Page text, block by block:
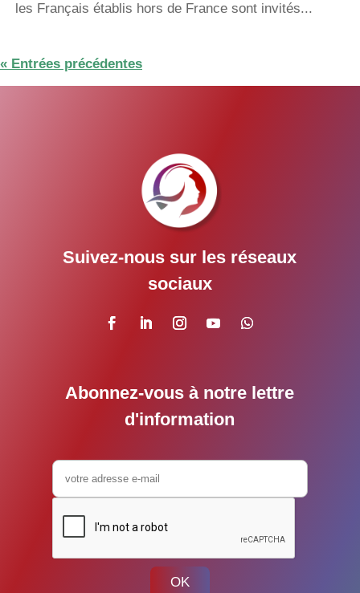
les Français établis hors de France sont invités...
« Entrées précédentes
Suivez-nous sur les réseaux
sociaux
Abonnez-vous à notre lettre
d'information
OK